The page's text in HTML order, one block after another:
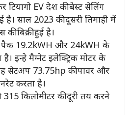
टियागो EV देश की बेस्ट सेलिंग
है। साल 2023 की दूसरी तिमाही में
बिक्री हुई है।
पैक 19.2kWH और 24kWH के
इन्हे मैग्नेट इलेक्ट्रिक मोटर के
सेटअप 73.75hp की पावर और
करता है।
किलोमीटर की दूरी तय करने